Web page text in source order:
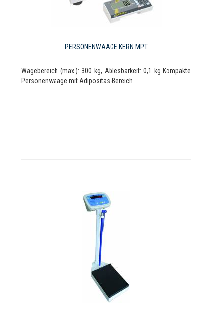
PERSONENWAAGE KERN MPT
Wägebereich (max.): 300 kg, Ablesbarkeit: 0,1 kg Kompakte
Personenwaage mit Adipositas-Bereich